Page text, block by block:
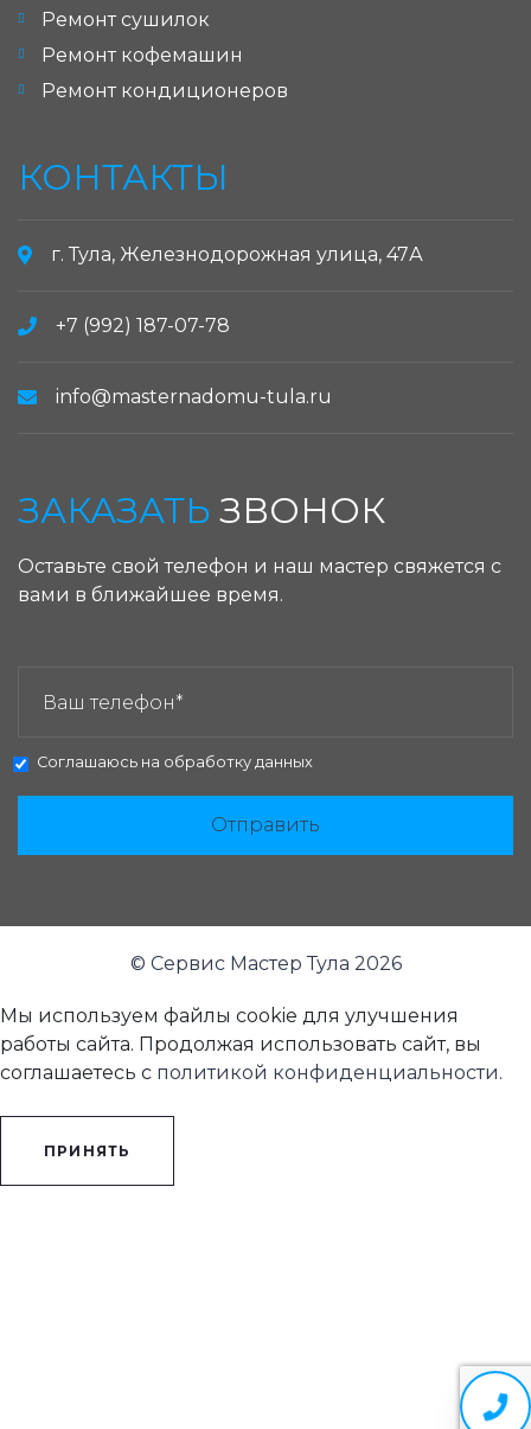
Ремонт сушилок
Ремонт кофемашин
Ремонт кондиционеров
КОНТАКТЫ
г. Тула, Железнодорожная улица, 47А
+7 (992) 187-07-78
info@masternadomu-tula.ru
ЗАКАЗАТЬ ЗВОНОК
Оставьте свой телефон и наш мастер свяжется с
вами в ближайшее время.
Соглашаюсь на обработку данных
Отправить
© Сервис Мастер Тула 2026
Мы используем файлы cookie для улучшения
работы сайта. Продолжая использовать сайт, вы
соглашаетесь с политикой конфиденциальности.
ПРИНЯТЬ